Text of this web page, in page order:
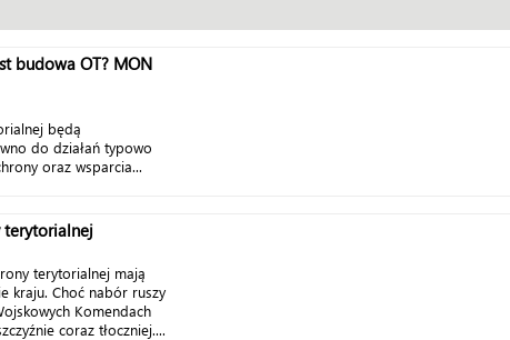
budowa OT? MON
będą
do działań typowo
oraz wsparcia...
terytorialnej
terytorialnej mają
kraju. Choć nabór ruszy
Komendach
coraz tłoczniej....